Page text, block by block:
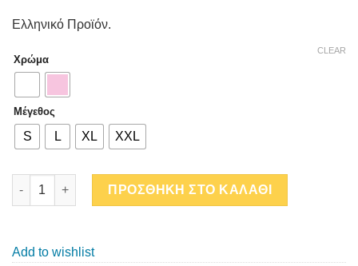
Ελληνικό Προϊόν.
Χρώμα
Μέγεθος
S L XL XXL
CLEAR
STAR quantity
ΠΡΟΣΘΗΚΗ ΣΤΟ ΚΑΛΑΘΙ
Add to wishlist